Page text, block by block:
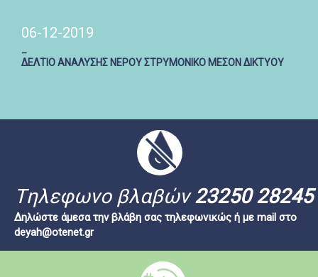
06-12-2019
ΔΕΛΤΙΟ ΑΝΑΛΥΣΗΣ ΝΕΡΟΥ ΣΤΡΥΜΟΝΙΚΟ ΜΕΣΟΝ ΔΙΚΤΥΟΥ
Tηλεφωνο βλαβών23250 28245
Δηλώστε άμεσα την βλάβη σας τηλεφωνικώς ή με mail στο
deyah@otenet.gr